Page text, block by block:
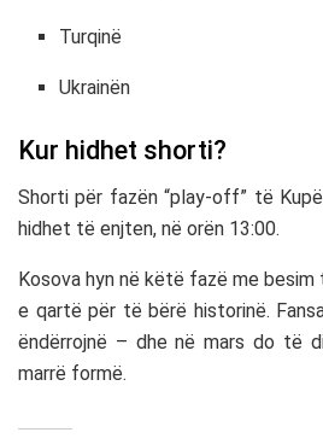
Turqinë
Ukrainën
Kur hidhet shorti?
Shorti për fazën “play-off” të
hidhet të enjten, në orën 13:00.
Kosova hyn në këtë fazë me
e qartë për të bërë historinë.
ëndërrojnë – dhe në mars do të
marrë formë.